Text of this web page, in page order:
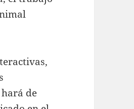
de